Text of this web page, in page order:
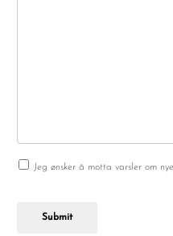
Jeg ønsker å motta varsler om
Submit